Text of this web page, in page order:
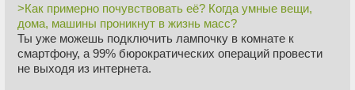
Часть лишних должна поглотить сфера организации
досуга. На первый взгляд, такое предположение кажется
поразительным и даже ни с чем не сообразным. Как?
Неужели возможно общество, где организация досуга
может оказаться сопоставимой по удельному весу в
>Как примерно почувствовать её? Когда умные вещи,
дома, машины проникнут в жизнь масс?
Ты уже можешь подключить лампочку в комнате к
смартфону, а 99% бюрократических операций провести
не выходя из интернета.